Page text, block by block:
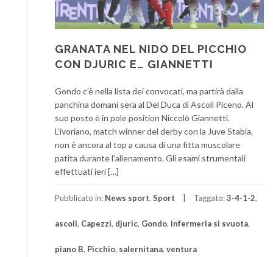
GRANATA NEL NIDO DEL PICCHIO
CON DJURIC E… GIANNETTI
Gondo c’è nella lista dei convocati, ma partirà dalla
panchina domani sera al Del Duca di Ascoli Piceno. Al
suo posto è in pole position Niccolò Giannetti.
L’ivoriano, match winner del derby con la Juve Stabia,
non è ancora al top a causa di una fitta muscolare
patita durante l’allenamento. Gli esami strumentali
effettuati ieri […]
Pubblicato in: News sport, Sport Taggato:3-4-1-2,
ascoli, Capezzi, djuric, Gondo, infermeria si svuota,
piano B, Picchio, salernitana, ventura